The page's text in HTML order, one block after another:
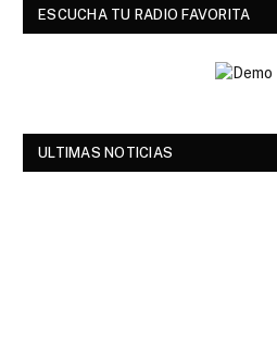
ESCUCHA TU RADIO FAVORITA
ULTIMAS NOTICIAS